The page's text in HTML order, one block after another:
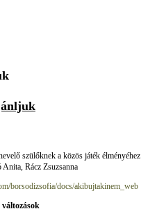
szülőknek a közös játék élményéhez
Anita, Rácz Zsuzsanna
borsodizsofia/docs/akibujtakinem_web